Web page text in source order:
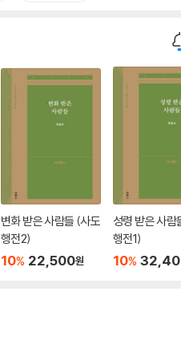
변화 받은 사람들 (사도
행전2)
10% 22,500원
성령 받은 사람
행전1)
10%